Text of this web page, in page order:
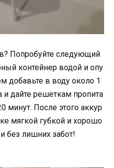
Попробуйте следующий
контейнер водой и опу
добавьте в воду около 1
дайте решеткам пропита
минут. После этого аккур
мягкой губкой и хорошо
без лишних забот!